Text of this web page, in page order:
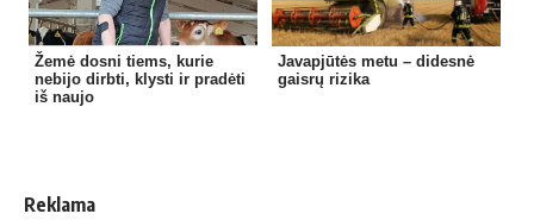
Žemė dosni tiems, kurie
nebijo dirbti, klysti ir pradėti
iš naujo
Javapjūtės metu – didesnė
gaisrų rizika
Reklama